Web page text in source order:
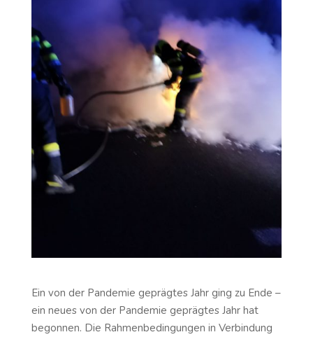
Ein von der Pandemie geprägtes Jahr ging zu Ende –
ein neues von der Pandemie geprägtes Jahr hat
begonnen. Die Rahmenbedingungen in Verbindung